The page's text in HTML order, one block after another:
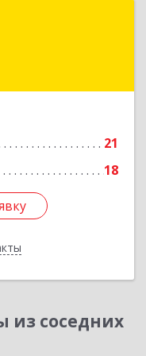
21
18
Сибирское г,
соседних